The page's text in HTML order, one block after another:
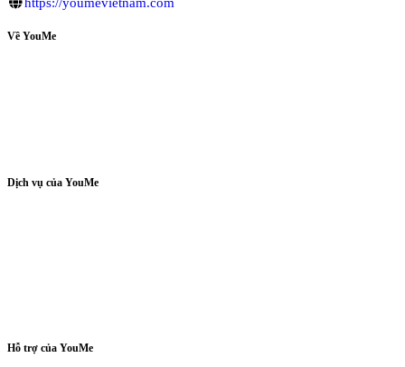
https://youmevietnam.com
Về YouMe
Dịch vụ của YouMe
Hỗ trợ của YouMe